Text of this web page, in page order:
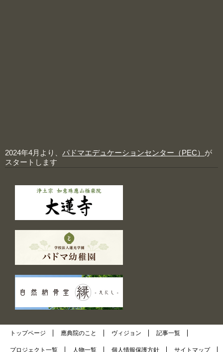
2024年4月より、 パドマエデュケーションセンター（PEC） が
スタートします
トップページ 應典院のこと ヴィジョン 記事一覧
プロジェクト一覧 人物一覧 個人情報保護方針 サイトマップ